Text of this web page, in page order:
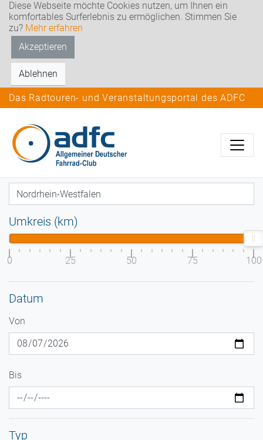
Diese Webseite möchte Cookies nutzen, um Ihnen ein
komfortables Surferlebnis zu ermöglichen. Stimmen Sie
zu? Mehr erfahren
Akzeptieren
Ablehnen
Das Radtouren- und Veranstaltungsportal des ADFC
Umkreis (km)
0 25 50 75 100
Datum
Von
Bis
Typ